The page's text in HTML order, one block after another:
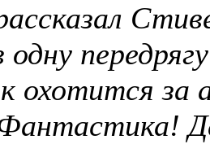
охотится